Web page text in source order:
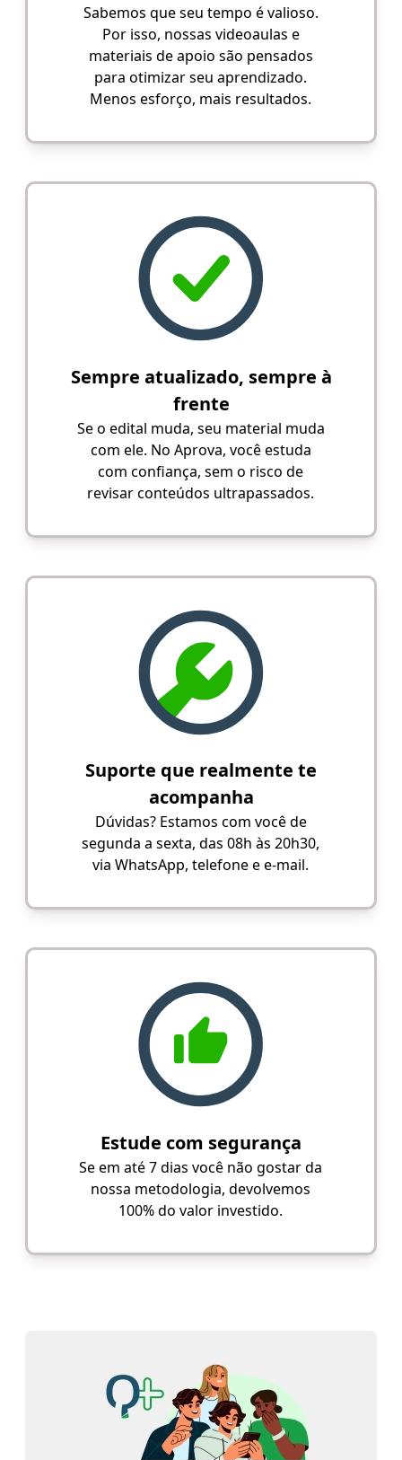
Sabemos que seu tempo é valioso.
Por isso, nossas videoaulas e
materiais de apoio são pensados
para otimizar seu aprendizado.
Menos esforço, mais resultados.
Sempre atualizado, sempre à
frente
Se o edital muda, seu material muda
com ele. No Aprova, você estuda
com confiança, sem o risco de
revisar conteúdos ultrapassados.
Suporte que realmente te
acompanha
Dúvidas? Estamos com você de
segunda a sexta, das 08h às 20h30,
via WhatsApp, telefone e e-mail.
Estude com segurança
Se em até 7 dias você não gostar da
nossa metodologia, devolvemos
100% do valor investido.